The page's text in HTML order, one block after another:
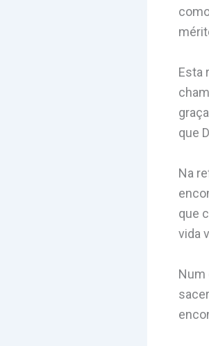
Esta
que
Na
que
vida
Num